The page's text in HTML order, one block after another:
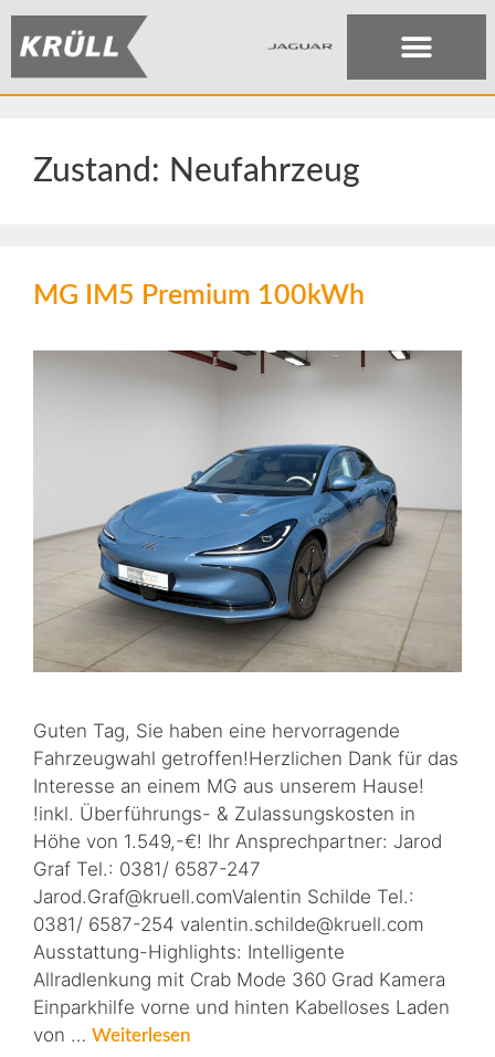
Zustand: Neufahrzeug
MG IM5 Premium 100kWh
Guten Tag, Sie haben eine hervorragende
Fahrzeugwahl getroffen!Herzlichen Dank für das
Interesse an einem MG aus unserem Hause!
!inkl. Überführungs- & Zulassungskosten in
Höhe von 1.549,-€! Ihr Ansprechpartner: Jarod
Graf Tel.: 0381/ 6587-247
Jarod.Graf@kruell.comValentin Schilde Tel.:
0381/ 6587-254 valentin.schilde@kruell.com
Ausstattung-Highlights: Intelligente
Allradlenkung mit Crab Mode 360 Grad Kamera
Einparkhilfe vorne und hinten Kabelloses Laden
von … Weiterlesen